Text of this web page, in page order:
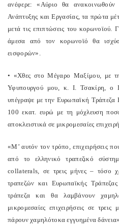
ανέφερε: «Αύριο θα
Ανάπτυξης και Εργασίας, τα πρώτα
μετά τις επιπτώσεις του κορωνοϊού.
άμεσα από τον κορωνοϊό θα
εισφορών».
• «Χθες στο Μέγαρο Μαξίμου, με
Υφυπουργού μου, κ. Ι. Τσακίρη, ο
υπέγραψε με την Ευρωπαϊκή Τράπεζα
100 εκατ. ευρώ με τη μόχλευση
αποκλειστικά σε μικρομεσαίες
«Μ’ αυτόν τον τρόπο, επιχειρήσεις
από το ελληνικό τραπεζικό
collaterals, σε τρεις μήνες – τόσο
τραπεζών και Ευρωπαϊκής
τράπεζα και θα λαμβάνουν
μικρομεσαίες επιχειρήσεις σε
πάρουν χαμηλότοκα εγγυημένα